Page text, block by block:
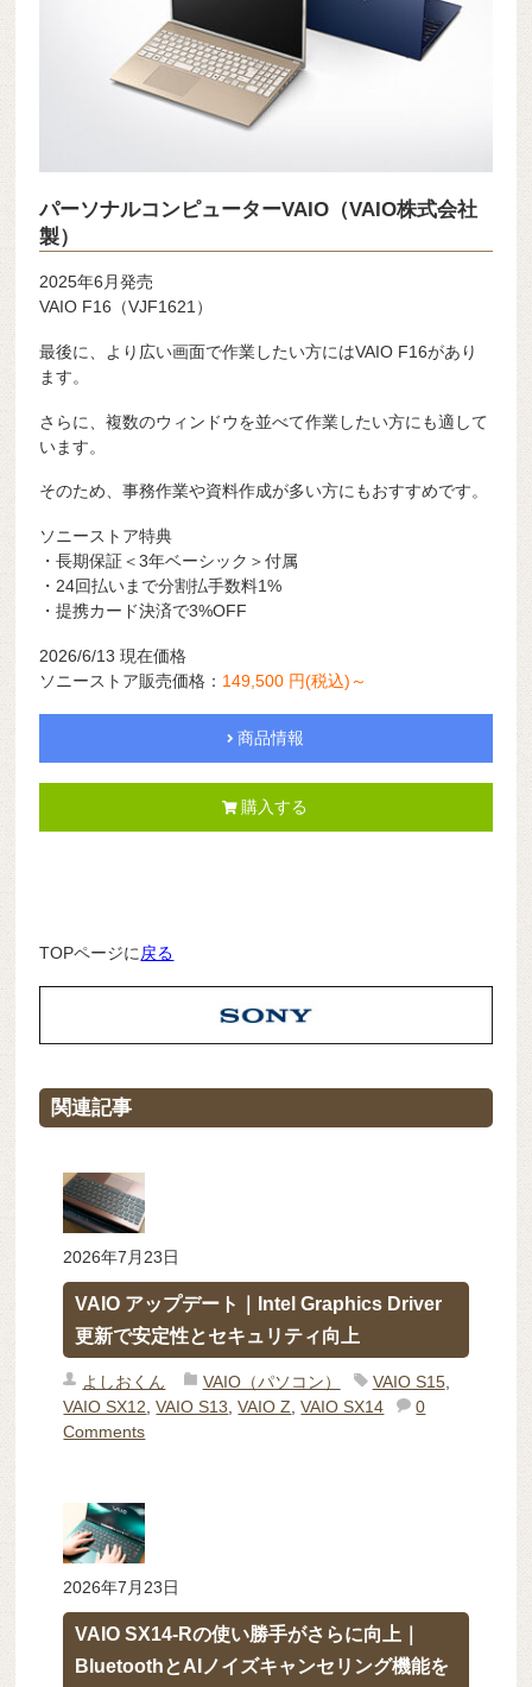
パーソナルコンピューターVAIO（VAIO株式会社
製）
2025年6月発売
VAIO F16（VJF1621）
最後に、より広い画面で作業したい方にはVAIO F16があり
ます。
さらに、複数のウィンドウを並べて作業したい方にも適して
います。
そのため、事務作業や資料作成が多い方にもおすすめです。
ソニーストア特典
・長期保証＜3年ベーシック＞付属
・24回払いまで分割払手数料1%
・提携カード決済で3%OFF
2026/6/13 現在価格
ソニーストア販売価格： 149,500 円(税込)～
商品情報
購入する
TOPページに 戻る
関連記事
2026年7月23日
VAIO アップデート｜Intel Graphics Driver
更新で安定性とセキュリティ向上
よしおくん VAIO（パソコン） VAIO S15,
VAIO SX12 ,VAIO S13 ,VAIO Z ,VAIO SX14
0
Comments
2026年7月23日
VAIO SX14-Rの使い勝手がさらに向上｜
BluetoothとAIノイズキャンセリング機能を